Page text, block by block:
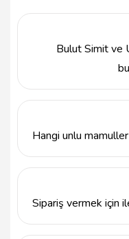
Bulut Simit ve
Hangi unlu
Sipariş vermek için